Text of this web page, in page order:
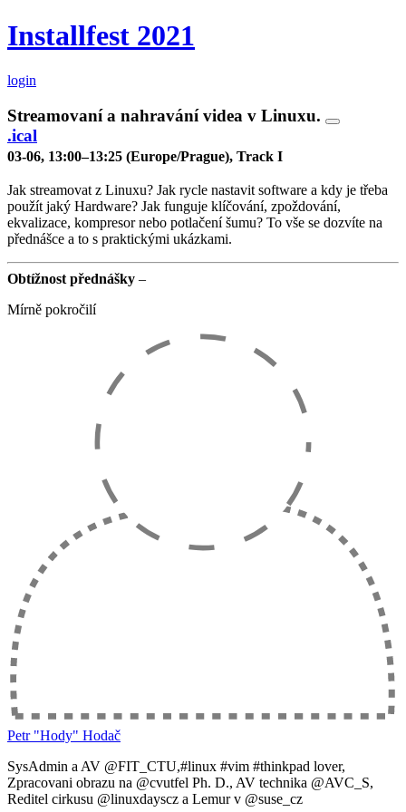
Installfest 2021
login
Streamovaní a nahravání videa v Linuxu.
.ical
03-06, 13:00–13:25 (Europe/Prague), Track I
Jak streamovat z Linuxu? Jak rycle nastavit software a kdy je třeba
použít jaký Hardware? Jak funguje klíčování, zpoždování,
ekvalizace, kompresor nebo potlačení šumu? To vše se dozvíte na
přednášce a to s praktickými ukázkami.
Obtížnost přednášky –
Mírně pokročilí
Petr "Hody" Hodač
SysAdmin a AV @FIT_CTU,#linux #vim #thinkpad lover,
Zpracovani obrazu na @cvutfel Ph. D., AV technika @AVC_S,
Reditel cirkusu @linuxdayscz a Lemur v @suse_cz